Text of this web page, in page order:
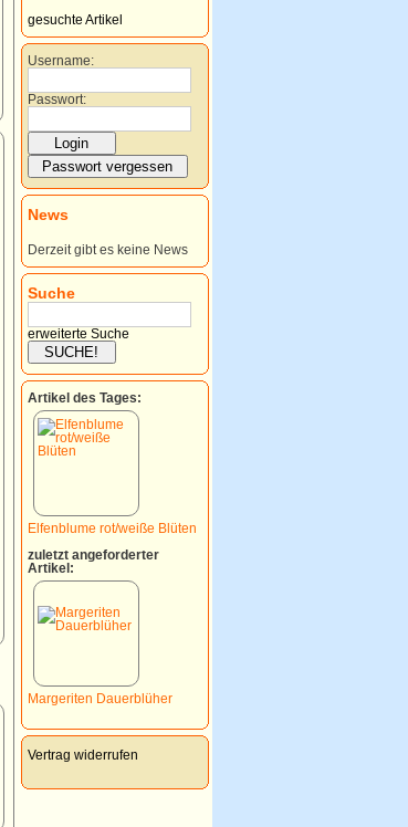
gesuchte Artikel
Username:
Passwort:
News
Derzeit gibt es keine News
Suche
erweiterte Suche
Artikel des Tages:
Elfenblume rot/weiße Blüten
zuletzt angeforderter
Artikel:
Margeriten Dauerblüher
Vertrag widerrufen